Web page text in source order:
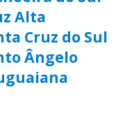
Alta
Cruz do Sul
Ângelo